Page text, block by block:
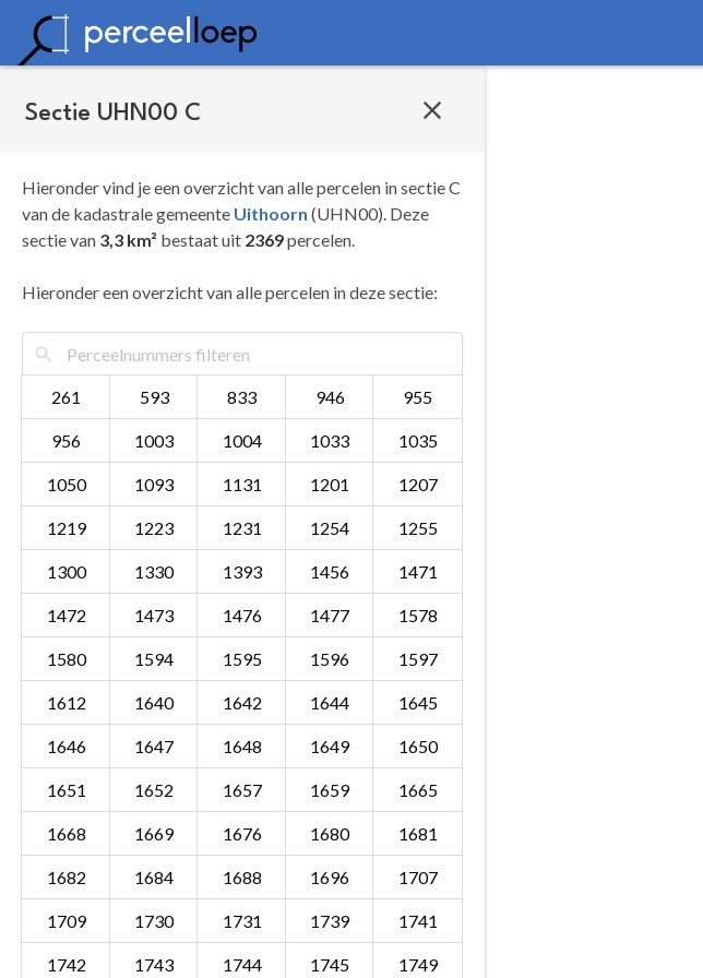
Sectie UHN00 C
Hieronder vind je een overzicht van alle percelen in sectie C
van de kadastrale gemeente Uithoorn (UHN00). Deze
sectie van 3,3 km² bestaat uit 2369percelen.
Hieronder een overzicht van alle percelen in deze sectie:
261 593 833 946 955
956 1003 1004 1033 1035
1050 1093 1131 1201 1207
1219 1223 1231 1254 1255
1300 1330 1393 1456 1471
1472 1473 1476 1477 1578
1580 1594 1595 1596 1597
1612 1640 1642 1644 1645
1646 1647 1648 1649 1650
1651 1652 1657 1659 1665
1668 1669 1676 1680 1681
1682 1684 1688 1696 1707
1709 1730 1731 1739 1741
1742 1743 1744 1745 1749